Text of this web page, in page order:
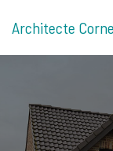
Architecte